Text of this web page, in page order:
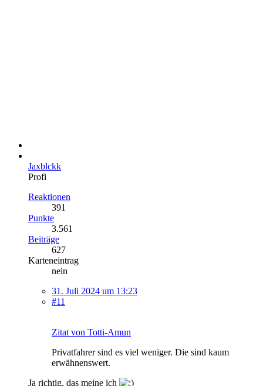
Jaxblckk
Profi
Reaktionen
391
Punkte
3.561
Beiträge
627
Karteneintrag
nein
31. Juli 2024 um 13:23
#11
Zitat von Totti-Amun
Privatfahrer sind es viel weniger. Die sind kaum
erwähnenswert.
Ja richtig, das meine ich